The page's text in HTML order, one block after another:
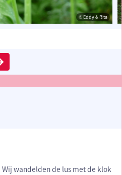
© Eddy & Rita© Eddy & Rita
wandelden de lus met de klok